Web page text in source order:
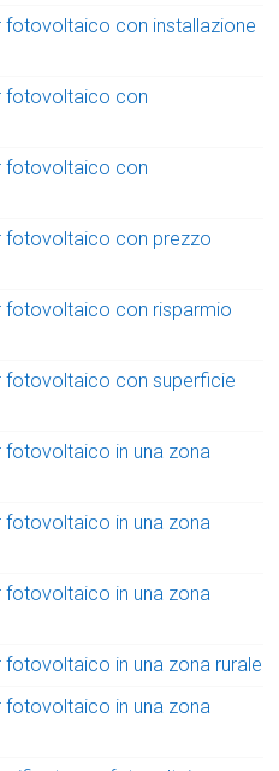
con installazione
fotovoltaico con
fotovoltaico con
fotovoltaico con prezzo
con risparmio
con superficie
in una zona
in una zona
in una zona
in una zona rurale
in una zona